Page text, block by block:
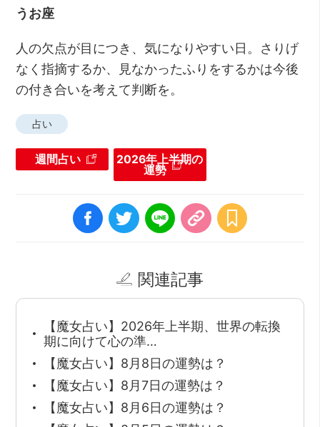
うお座
人の欠点が目につき、気になりやすい日。さりげ
なく指摘するか、見なかったふりをするかは今後
の付き合いを考えて判断を。
占い
週間占い 2026年上半期の
運勢
関連記事
【魔女占い】2026年上半期、世界の転換
期に向けて心の準…
【魔女占い】8月8日の運勢は？
【魔女占い】8月7日の運勢は？
【魔女占い】8月6日の運勢は？